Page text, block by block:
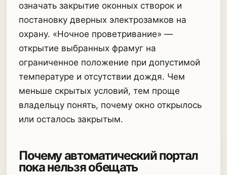
означать закрытие оконных створок и
постановку дверных электрозамков на
охрану. «Ночное проветривание» —
открытие выбранных фрамуг на
ограниченное положение при допустимой
температуре и отсутствии дождя. Чем
меньше скрытых условий, тем проще
владельцу понять, почему окно открылось
или осталось закрытым.
Почему автоматический портал
пока нельзя обещать